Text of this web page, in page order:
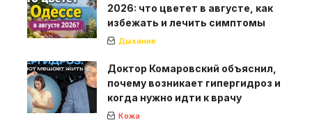
2026: что цветет в августе, как
избежать и лечить симптомы
Дыхание
Доктор Комаровский объяснил,
почему возникает гипергидроз и
когда нужно идти к врачу
Кожа